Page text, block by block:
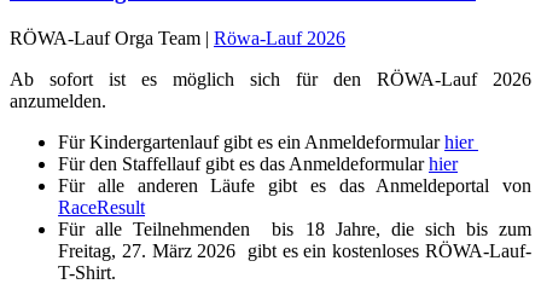
RÖWA-Lauf Orga Team | Röwa-Lauf 2026
Ab sofort ist es möglich sich für den RÖWA-Lauf 2026
anzumelden.
Für Kindergartenlauf gibt es ein Anmeldeformularhier
Für den Staffellauf gibt es das Anmeldeformularhier
Für alle anderen Läufe gibt es das Anmeldeportal von
RaceResult
Für alle Teilnehmenden bis 18 Jahre, die sich bis zum
Freitag, 27. März 2026 gibt es ein kostenloses RÖWA-Lauf-
T-Shirt.